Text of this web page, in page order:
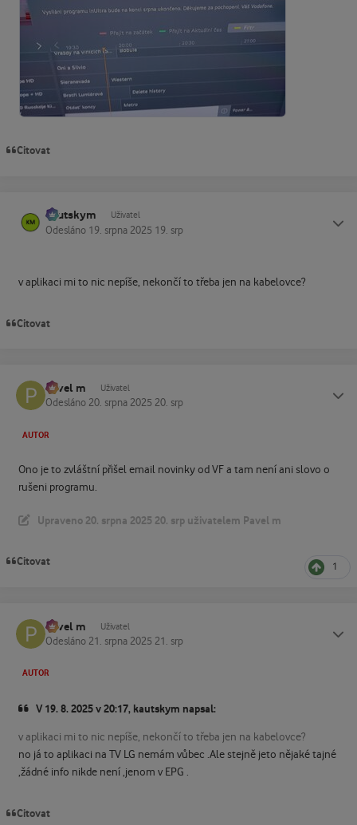
Citovat
kautskym Uživatel
Odesláno 19. srpna 2025 19. srp
v aplikaci mi to nic nepíše, nekončí to třeba jen na kabelovce?
Citovat
Pavel m Uživatel
Odesláno 20. srpna 2025 20. srp
AUTOR
Ono je to zvláštní přišel email novinky od VF a tam není ani slovo o
rušeni programu.
Upraveno 20. srpna 2025 20. srpuživatelem Pavel m
Citovat 1
Pavel m Uživatel
Odesláno 21. srpna 2025 21. srp
AUTOR
V 19. 8. 2025 v 20:17, kautskym napsal:
v aplikaci mi to nic nepíše, nekončí to třeba jen na kabelovce?
no já to aplikaci na TV LG nemám vůbec .Ale stejně jeto nějaké tajné
,žádné info nikde není ,jenom v EPG .
Citovat